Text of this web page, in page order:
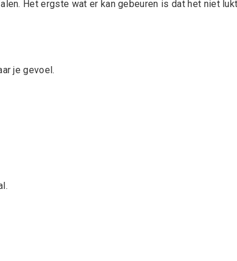
Het ergste wat er kan gebeuren is dat het niet
je gevoel.